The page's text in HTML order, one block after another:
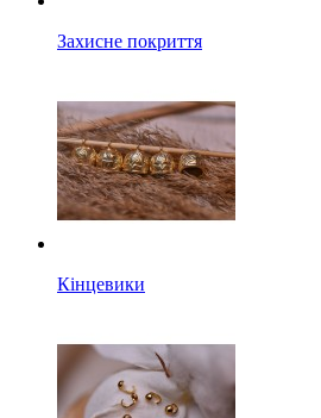
Захисне покриття
Кінцевики